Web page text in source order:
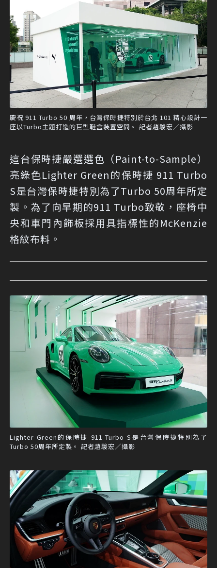
慶祝 911 Turbo 50 周年，台灣保時捷特別於台北 101 精心設計一
座以Turbo主題打造的巨型鞋盒裝置空間。 記者趙駿宏／攝影
這台保時捷嚴選選色（Paint-to-Sample）
亮綠色Lighter Green的保時捷 911 Turbo
S是台灣保時捷特別為了Turbo 50周年所定
製。為了向早期的911 Turbo致敬，座椅中
央和車門內飾板採用具指標性的McKenzie
格紋布料。
Lighter Green的保時捷 911 Turbo S是台灣保時捷特別為了
Turbo 50周年所定製。 記者趙駿宏／攝影